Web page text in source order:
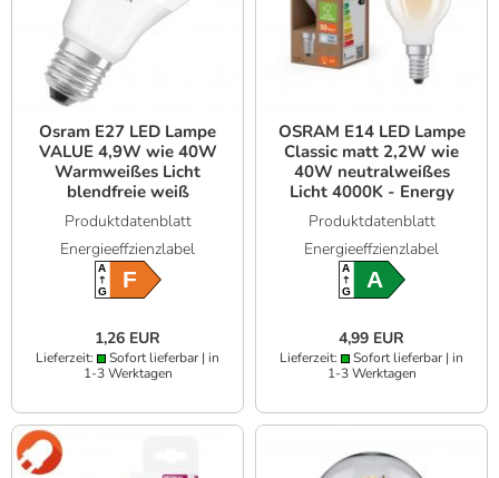
Osram E27 LED Lampe
VALUE 4,9W wie 40W
Warmweißes Licht
blendfreie weiß
mattierte Glühbirne
Produktdatenblatt
Energieeffzienzlabel
A
GF
1,26 EUR
Lieferzeit:
Sofort lieferbar | in
1-3 Werktagen
OSRAM E14 LED Lampe
Classic matt 2,2W wie
40W neutralweißes
Licht 4000K - Energy
efficiency class A
Produktdatenblatt
Energieeffzienzlabel
A
GA
4,99 EUR
Lieferzeit:
Sofort lieferbar | in
1-3 Werktagen